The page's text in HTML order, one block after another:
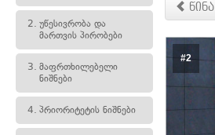
2. უწესივრობა და
მართვის პირობები
3. მაფრთხილებელი
ნიშნები
4. პრიორიტეტის ნიშნები
წინა
#2